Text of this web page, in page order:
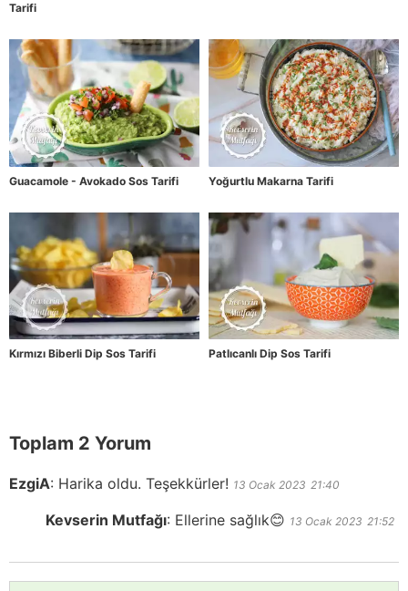
Tarifi
Guacamole - Avokado Sos Tarifi Yoğurtlu Makarna Tarifi
Kırmızı Biberli Dip Sos Tarifi Patlıcanlı Dip Sos Tarifi
Toplam 2 Yorum
EzgiA: Harika oldu. Teşekkürler! 13 Ocak 2023 21:40
Kevserin Mutfağı: Ellerine sağlık😊 13 Ocak 2023 21:52